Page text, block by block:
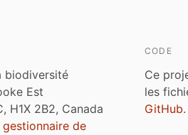
biodiversité
Est
H1X 2B2, Canada
de
CODE
Ce
les
GitHub.